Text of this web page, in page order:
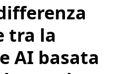
tra la
AI basata